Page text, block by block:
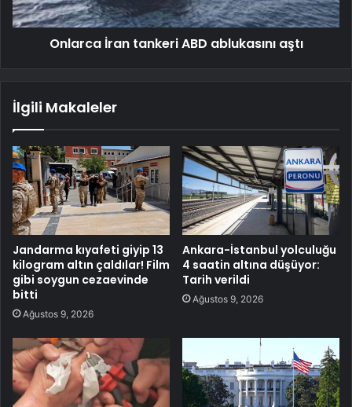
Onlarca İran tankeri ABD ablukasını aştı
İlgili Makaleler
Jandarma kıyafeti giyip 13
kilogram altın çaldılar! Film
gibi soygun cezaevinde
bitti
Ağustos 9, 2026
Ankara-İstanbul yolculuğu
4 saatin altına düşüyor:
Tarih verildi
Ağustos 9, 2026